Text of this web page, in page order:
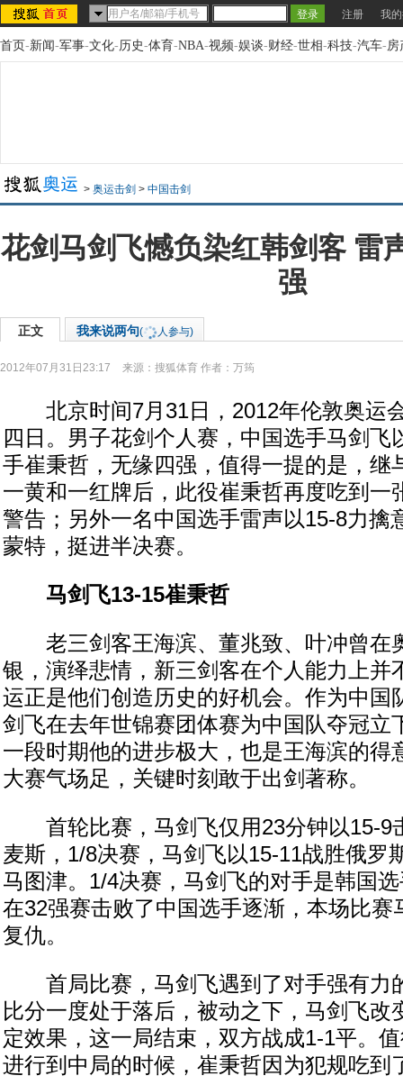
注册 我
首页-新闻-军事-文化-历史-体育-NBA-视频-娱谈-财经-世相-科技-汽车-房
> 奥运击剑 > 中国击剑
花剑马剑飞憾负染红韩剑客 雷
强
正文 我来说两句( 人参与)
2012年07月31日23:17 来源： 搜狐体育 作者：万筠
北京时间7月31日，2012年伦敦奥运
四日。男子花剑个人赛，中国选手马剑飞
手崔秉哲，无缘四强，值得一提的是，继
一黄和一红牌后，此役崔秉哲再度吃到一
警告；另外一名中国选手雷声以15-8力擒
蒙特，挺进半决赛。
马剑飞13-15崔秉哲
老三剑客王海滨、董兆致、叶冲曾在
银，演绎悲情，新三剑客在个人能力上并
运正是他们创造历史的好机会。作为中国
剑飞在去年世锦赛团体赛为中国队夺冠立
一段时期他的进步极大，也是王海滨的得
大赛气场足，关键时刻敢于出剑著称。
首轮比赛，马剑飞仅用23分钟以15-9
麦斯，1/8决赛，马剑飞以15-11战胜俄罗
马图津。1/4决赛，马剑飞的对手是韩国
在32强赛击败了中国选手逐渐，本场比赛
复仇。
首局比赛，马剑飞遇到了对手强有力
比分一度处于落后，被动之下，马剑飞改
定效果，这一局结束，双方战成1-1平。
进行到中局的时候，崔秉哲因为犯规吃到